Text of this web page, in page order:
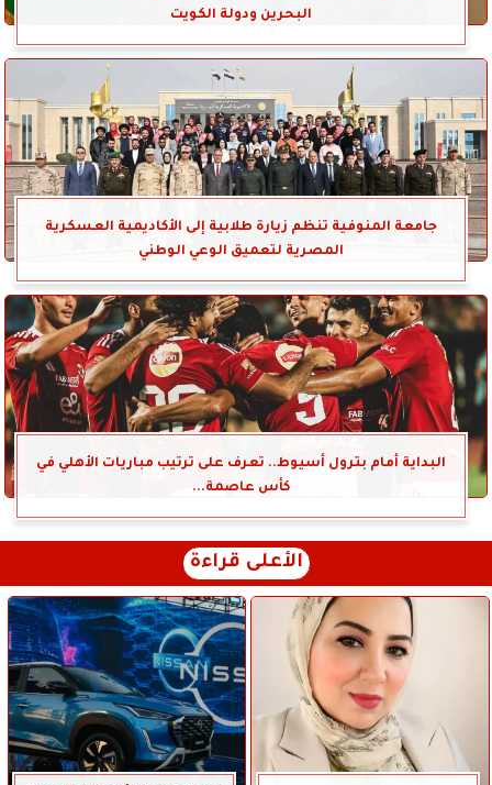
البحرين ودولة الكويت
جامعة المنوفية تنظم زيارة طلابية إلى الأكاديمية العسكرية
المصرية لتعميق الوعي الوطني
البداية أمام بترول أسيوط.. تعرف على ترتيب مباريات الأهلي في
كأس عاصمة...
الأعلى قراءة